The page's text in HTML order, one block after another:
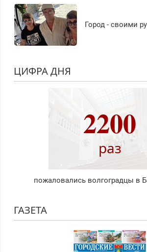
Город - своими
ЦИФРА ДНЯ
2200
раз
пожаловались волгоградцы в
ГАЗЕТА